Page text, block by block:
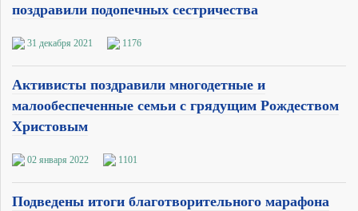
поздравили подопечных сестричества
31 декабря 2021 1176
Активисты поздравили многодетные и
малообеспеченные семьи с грядущим Рождеством
Христовым
02 января 2022 1101
Подведены итоги благотворительного марафона